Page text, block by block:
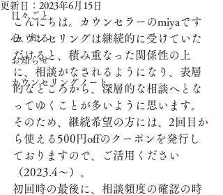
日々ごと
心、知る
お知らせ
カウンセリングノート
更新日： 2023年6月15日
こんにちは。カウンセラーのmiyaです
カウンセリングは継続的に受けていた
だけると、積み重なった関係性の上
に、相談がなされるようになり、表層
的なところから、深層的な相談へとな
ってゆくことが多いように思います。
そのため、継続希望の方には、2回目か
ら使える500円offのクーポンを発行し
ておりますので、ご活用ください
（2023.4～）。
初回時の最後に、相談頻度の確認の時